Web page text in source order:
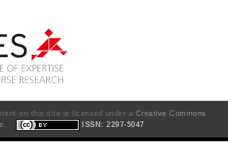
on this site is licensed under a Creative Commons
. ISSN: 2297-5047